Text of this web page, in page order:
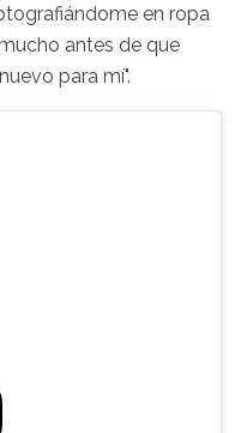
en ropa
antes de que
para mí".